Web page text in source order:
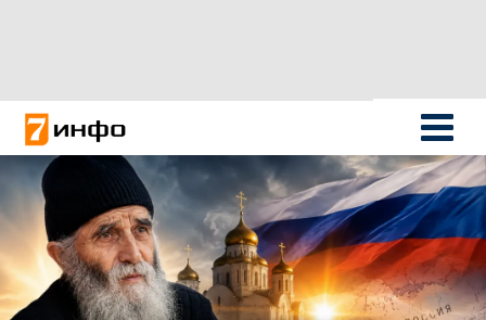
Новости России
Политика
Новости мира
Все материалы 7инфо
О НАС
ПОИСК ПО САЙТУ